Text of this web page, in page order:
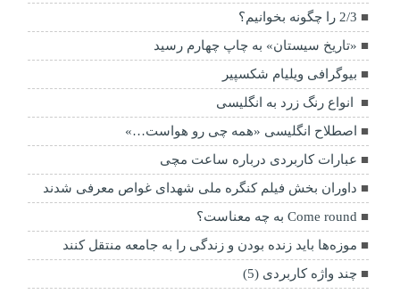
2/3 را چگونه بخوانیم؟
«تاریخ سیستان» به چاپ چهارم رسید
بیوگرافی ویلیام شکسپیر
انواع رنگ زرد به انگلیسی
اصطلاح انگلیسی «همه چی رو هواست…»
عبارات کاربردی درباره ساعت مچی
داوران بخش فیلم کنگره ملی شهدای غواص معرفی شدند
Come round به چه معناست؟
موزه‌ها باید زنده بودن و زندگی را به جامعه منتقل کنند
چند واژه کاربردی (5)